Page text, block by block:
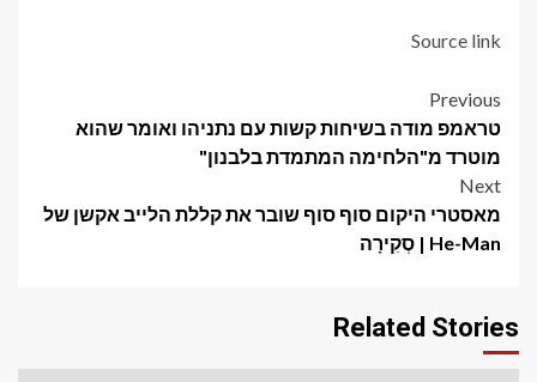
Source link
Post
navigation
Previous
טראמפ מודה בשיחות קשות עם נתניהו ואומר שהוא
מוטרד מ"הלחימה המתמדת בלבנון"
Next
מאסטרי היקום סוף סוף שובר את קללת הלייב אקשן של
He-Man | סְקִירָה
Related Stories